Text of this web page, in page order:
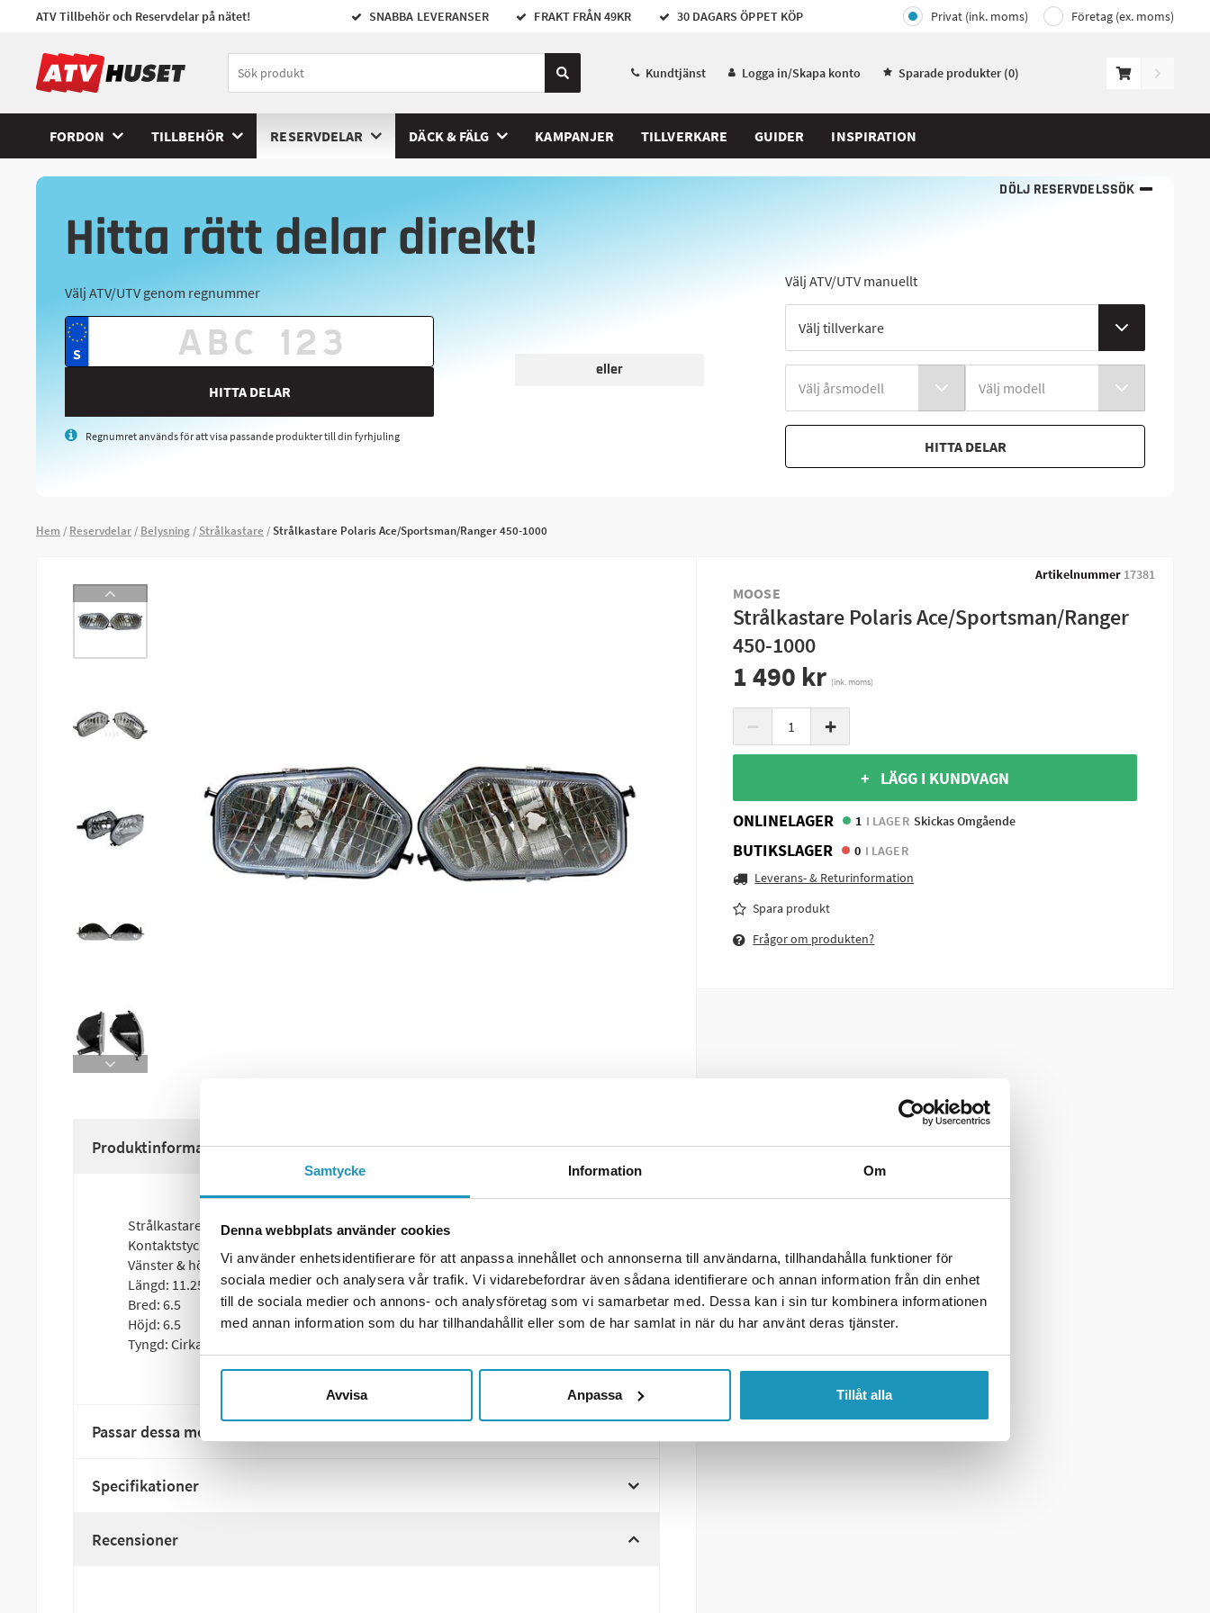
Samtycke Information Om
Denna webbplats använder cookies
Vi använder enhetsidentifierare för att anpassa innehållet och annonserna till användarna, tillhandahålla funktioner för
sociala medier och analysera vår trafik. Vi vidarebefordrar även sådana identifierare och annan information från din enhet
till de sociala medier och annons- och analysföretag som vi samarbetar med. Dessa kan i sin tur kombinera informationen
med annan information som du har tillhandahållit eller som de har samlat in när du har använt deras tjänster.
Avvisa Anpassa Tillåt alla
ATV Tillbehör och Reservdelar på nätet! SNABBA LEVERANSER FRAKT FRÅN 49KR 30 DAGARS ÖPPET KÖP Privat (ink. moms) Företag (ex. moms)
Kundtjänst Logga in/Skapa konto Sparade produkter (0)
FORDON TILLBEHÖR RESERVDELAR DÄCK & FÄLG KAMPANJER TILLVERKARE GUIDER INSPIRATION
DÖLJ RESERVDELSSÖK
Hitta rätt delar direkt!
Välj ATV/UTV genom regnummer
HITTA DELAR
Regnumret används för att visa passande produkter till din fyrhjuling
eller
Välj ATV/UTV manuellt
HITTA DELAR
Hem Reservdelar Belysning Strålkastare Strålkastare Polaris Ace/Sportsman/Ranger 450-1000
Artikelnummer 17381
MOOSE
Strålkastare Polaris Ace/Sportsman/Ranger
450-1000
1 490 kr (ink. moms)
− +
+ LÄGG I KUNDVAGN
ONLINELAGER 1 I LAGER Skickas Omgående
BUTIKSLAGER 0 I LAGER
Leverans- & Returinformation
Spara produkt
Frågor om produkten?
Produktinformation
Strålkastare till Polaris Ace/Sportsman/Ranger 450-1000
Kontaktstycke ingår inte, se bilder för det som ingår.
Vänster & höger strålkastare
Längd: 11.25
Bred: 6.5
Höjd: 6.5
Tyngd: Cirka 700 gram stycket
Passar dessa modeller
Specifikationer
Recensioner